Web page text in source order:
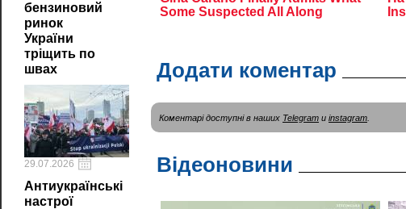
бензиновий
ринок
України
тріщить по
швах
29.07.2026
Антиукраїнські
настрої
Додати коментар
Коментарі доступні в наших Telegram и instagram
Відеоновини